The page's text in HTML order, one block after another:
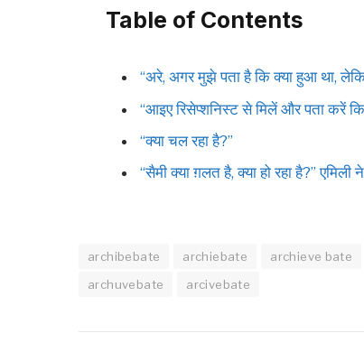
Table of Contents
“अरे, अगर मुझे पता है कि क्या हुआ था,
“आइए रिसेप्शनिस्ट से मिलें और पता करें
“क्या चल रहा है?”
“सैमी क्या ग़लत है, क्या हो रहा है?”
archibebate archiebate archieve bate
archuvebate
arcivebate